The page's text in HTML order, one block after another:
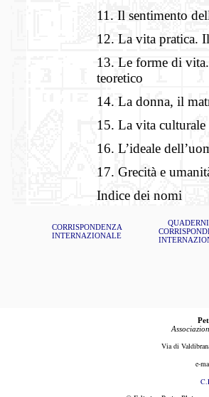
11. Il sentimento
12. La vita pratica.
13. Le forme di
teoretico
14. La donna, il
15. La vita culturale
16. L’ideale
17. Grecità e
Indice dei nomi
CORRISPONDENZA
INTERNAZIONALE
Via di
e-